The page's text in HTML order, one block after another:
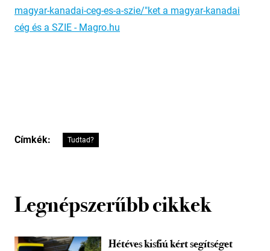
magyar-kanadai-ceg-es-a-szie/"ket a magyar-kanadai
cég és a SZIE - Magro.hu
Címkék: Tudtad?
Legnépszerűbb cikkek
Hétéves kisfiú kért segítséget